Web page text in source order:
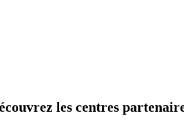
les centres